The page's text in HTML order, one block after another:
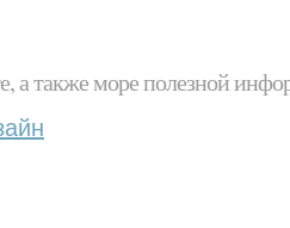
а также море полезной